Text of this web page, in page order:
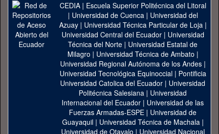
CEDIA| Escuela Superior Politécnica del Litoral
| Universidad de Cuenca| Universidad del
Azuay| Universidad Técnica Particular de Loja|
Universidad Central del Ecuador| Universidad
Técnica del Norte | Universidad Estatal de
Milagro | Universidad Técnica de Ambato |
Universidad Regional Autónoma de los Andes|
Universidad Tecnológica Equinoccial| Pontificia
Universidad Catolica del Ecuador | Universidad
Politécnica Salesiana | Universidad
Internacional del Ecuador | Universidad de las
Fuerzas Armadas-ESPE | Universidad de
Guayaquil| Universidad Técnica de Machala|
Universidad de Otavalo | Universidad Nacional